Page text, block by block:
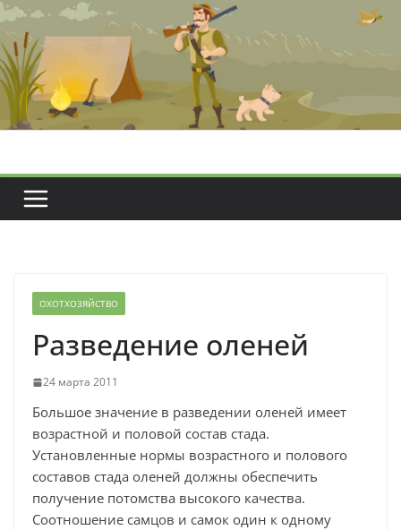
Перейти
содержимому
ОХОТХОЗЯЙСТВО
Разведение оленей
24 марта 2011
Большое значение в разведении оленей имеет
возрастной и половой состав стада.
Установленные нормы возрастного и полового
составов стада оленей должны обеспечить
получение потомства высокого качества.
Соотношение самцов и самок один к одному